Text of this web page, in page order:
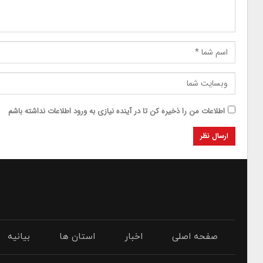
اطلاعات من را ذخیره کن تا در آینده نیازی به ورود اطلاعات نداشته باشم
صفحه اصلی اخبار استان ها بیانیه